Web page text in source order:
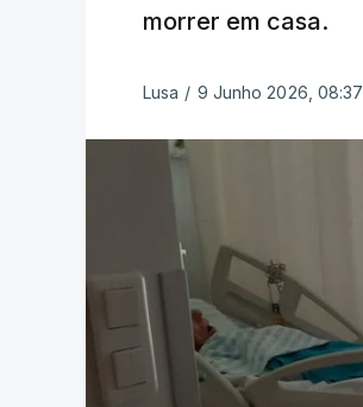
morrer em casa.
Lusa / 9 Junho 2026, 08:37